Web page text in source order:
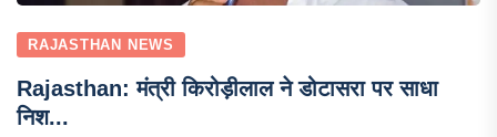
RAJASTHAN NEWS
Rajasthan: मंत्री किरोड़ीलाल ने डोटासरा पर साधा
निश...